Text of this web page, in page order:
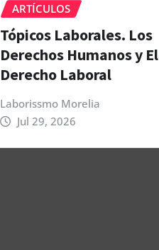
ARTÍCULOS
Tópicos Laborales. Los
Derechos Humanos y El
Derecho Laboral
Laborissmo Morelia
Jul 29, 2026